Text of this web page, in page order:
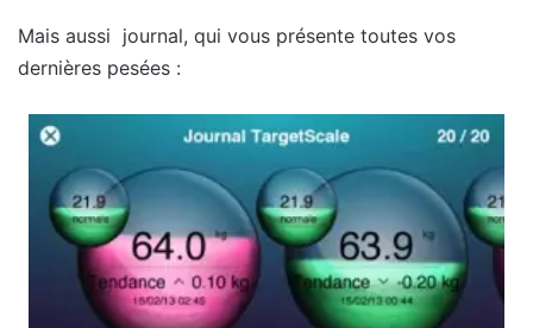
Mais aussi journal, qui vous présente toutes vos
dernières pesées :